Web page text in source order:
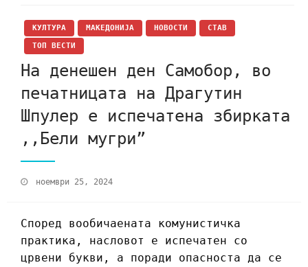
КУЛТУРА МАКЕДОНИЈА НОВОСТИ
СТАВ
ТОП ВЕСТИ
На денешен ден Самобор, во
печатницата на Драгутин
Шпулер е испечатена збирката
,,Бели мугри”
ноември 25, 2024
Според вообичаената комунистичка
практика, насловот е испечатен со
црвени букви, а поради опасноста да се